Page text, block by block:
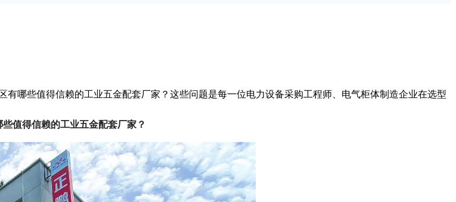
哪些值得信赖的工业五金配套厂家？这些问题是每一位电力设备采购工程师、电气柜体制造企业在选型
值得信赖的工业五金配套厂家？